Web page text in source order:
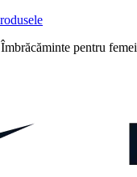
Îmbrăcăminte pentru femei